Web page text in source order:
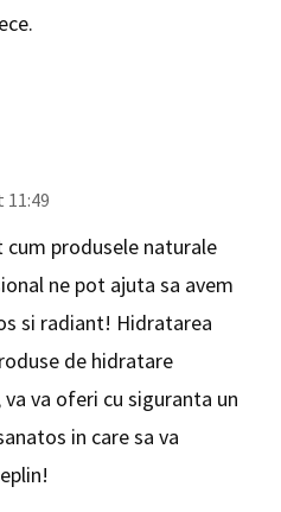
11:49
cum produsele naturale
ne pot ajuta sa avem
si radiant! Hidratarea
de hidratare
va oferi cu siguranta un
in care sa va